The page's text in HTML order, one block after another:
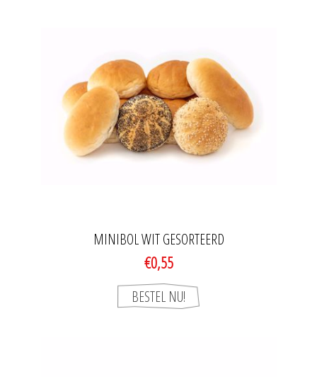
MINIBOL WIT GESORTEERD
€0,55